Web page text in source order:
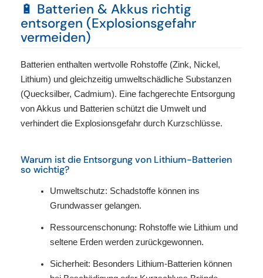
🔋 Batterien & Akkus richtig
entsorgen (Explosionsgefahr
vermeiden)
Batterien enthalten wertvolle Rohstoffe (Zink, Nickel,
Lithium) und gleichzeitig umweltschädliche Substanzen
(Quecksilber, Cadmium). Eine fachgerechte Entsorgung
von Akkus und Batterien schützt die Umwelt und
verhindert die Explosionsgefahr durch Kurzschlüsse.
Warum ist die Entsorgung von Lithium-Batterien
so wichtig?
Umweltschutz: Schadstoffe können ins
Grundwasser gelangen.
Ressourcenschonung: Rohstoffe wie Lithium und
seltene Erden werden zurückgewonnen.
Sicherheit: Besonders Lithium-Batterien können